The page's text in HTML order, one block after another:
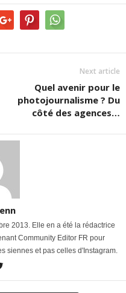
Next article
Quel avenir pour le
photojournalisme ? Du
côté des agences…
2013. Elle en a été la rédactrice
Community Editor FR pour
siennes et pas celles d'Instagram.